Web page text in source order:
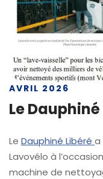
AVRIL 2026
Le
Le Dauphiné Libéré a
Lavovélo à
machine de